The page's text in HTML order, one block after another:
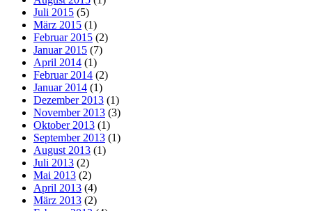
Juli 2015 (5)
März 2015 (1)
Februar 2015 (2)
Januar 2015 (7)
April 2014 (1)
Februar 2014 (2)
Januar 2014 (1)
Dezember 2013 (1)
November 2013 (3)
Oktober 2013 (1)
September 2013 (1)
August 2013 (1)
Juli 2013 (2)
Mai 2013 (2)
April 2013 (4)
März 2013 (2)